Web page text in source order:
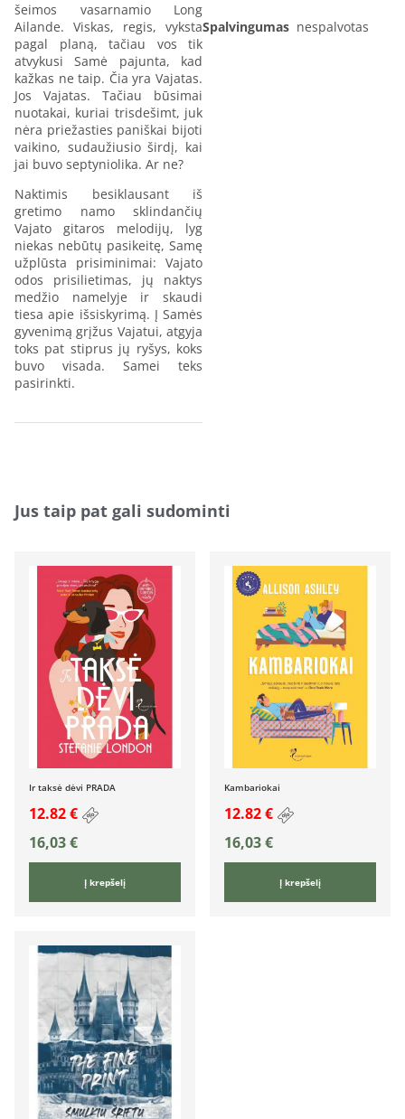
šeimos vasarnamio Long
Ailande. Viskas, regis, vyksta
pagal planą, tačiau vos tik
atvykusi Samė pajunta, kad
kažkas ne taip. Čia yra Vajatas.
Jos Vajatas. Tačiau būsimai
nuotakai, kuriai trisdešimt, juk
nėra priežasties paniškai bijoti
vaikino, sudaužiusio širdį, kai
jai buvo septyniolika. Ar ne?
Naktimis besiklausant iš
gretimo namo sklindančių
Vajato gitaros melodijų, lyg
niekas nebūtų pasikeitę, Samę
užplūsta prisiminimai: Vajato
odos prisilietimas, jų naktys
medžio namelyje ir skaudi
tiesa apie išsiskyrimą. Į Samės
gyvenimą grįžus Vajatui, atgyja
toks pat stiprus jų ryšys, koks
buvo visada. Samei teks
pasirinkti.
Spalvingumas nespalvotas
Jus taip pat gali sudominti
Ir taksė dėvi PRADA
12.82 €
16,03€
Į krepšelį
Kambariokai
12.82 €
16,03€
Į krepšelį